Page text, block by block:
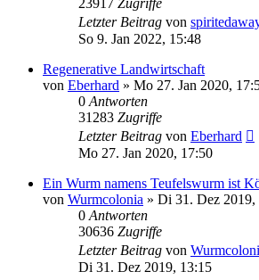
23917 Zugriffe
Letzter Beitrag von
So 9. Jan 2022, 15:48
Regenerative Landwirtschaft
von Eberhard » Mo 27. Jan 2020,
0 Antworten
31283 Zugriffe
Letzter Beitrag von Eberhard
Mo 27. Jan 2020, 17:50
Ein Wurm namens Teufelswurm ist
von Wurmcolonia » Di 31. Dez 2019,
0 Antworten
30636 Zugriffe
Letzter Beitrag von
Di 31. Dez 2019, 13:15